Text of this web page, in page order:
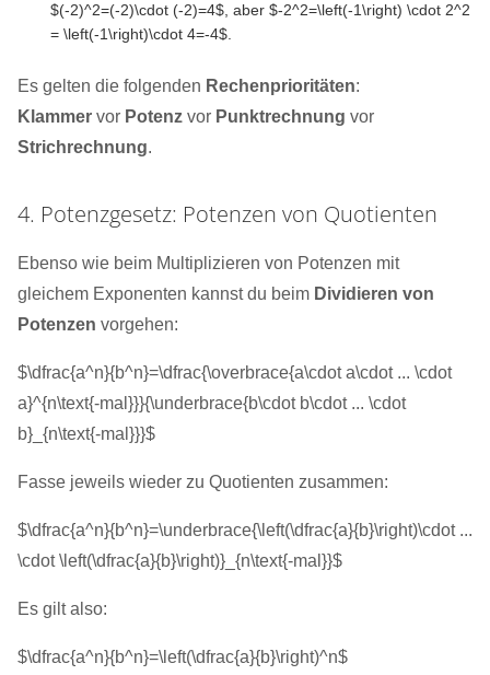
$(-2)^2=(-2)\cdot (-2)=4$, aber $-2^2=\left(-1\right) \cdot 2^2
= \left(-1\right)\cdot 4=-4$.
Es gelten die folgenden Rechenprioritäten:
Klammer vor Potenz vor Punktrechnung vor
Strichrechnung.
4. Potenzgesetz: Potenzen von Quotienten
Ebenso wie beim Multiplizieren von Potenzen mit
gleichem Exponenten kannst du beim Dividieren von
Potenzen vorgehen:
$\dfrac{a^n}{b^n}=\dfrac{\overbrace{a\cdot a\cdot ... \cdot
a}^{n\text{-mal}}}{\underbrace{b\cdot b\cdot ... \cdot
b}_{n\text{-mal}}}$
Fasse jeweils wieder zu Quotienten zusammen:
$\dfrac{a^n}{b^n}=\underbrace{\left(\dfrac{a}{b}\right)\cdot ...
\cdot \left(\dfrac{a}{b}\right)}_{n\text{-mal}}$
Es gilt also:
$\dfrac{a^n}{b^n}=\left(\dfrac{a}{b}\right)^n$